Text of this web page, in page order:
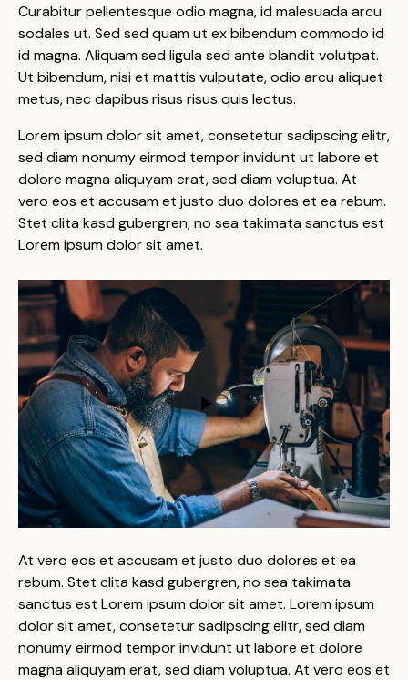
Curabitur pellentesque odio magna, id malesuada arcu
sodales ut. Sed sed quam ut ex bibendum commodo id
id magna. Aliquam sed ligula sed ante blandit volutpat.
Ut bibendum, nisi et mattis vulputate, odio arcu aliquet
metus, nec dapibus risus risus quis lectus.
Lorem ipsum dolor sit amet, consetetur sadipscing elitr,
sed diam nonumy eirmod tempor invidunt ut labore et
dolore magna aliquyam erat, sed diam voluptua. At
vero eos et accusam et justo duo dolores et ea rebum.
Stet clita kasd gubergren, no sea takimata sanctus est
Lorem ipsum dolor sit amet.
At vero eos et accusam et justo duo dolores et ea
rebum. Stet clita kasd gubergren, no sea takimata
sanctus est Lorem ipsum dolor sit amet. Lorem ipsum
dolor sit amet, consetetur sadipscing elitr, sed diam
nonumy eirmod tempor invidunt ut labore et dolore
magna aliquyam erat, sed diam voluptua. At vero eos et